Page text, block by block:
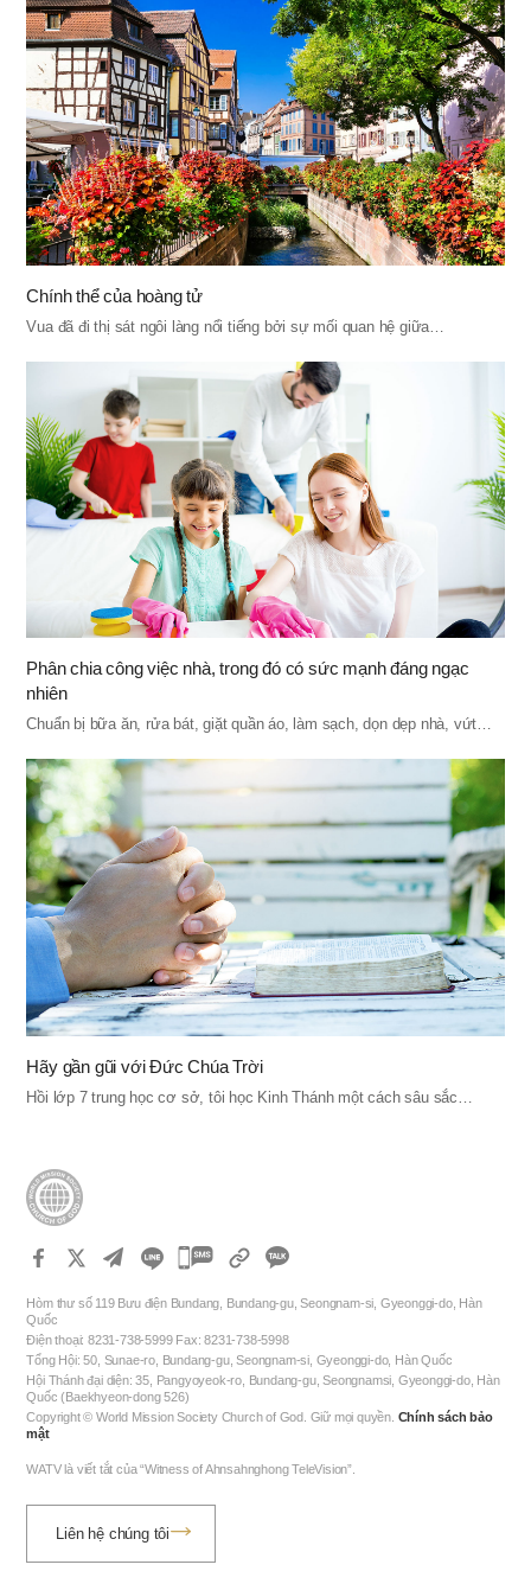
Chính thể của hoàng tử
Vua đã đi thị sát ngôi làng nổi tiếng bởi sự mối quan hệ giữa…
Phân chia công việc nhà, trong đó có sức mạnh đáng ngạc
nhiên
Chuẩn bị bữa ăn, rửa bát, giặt quần áo, làm sạch, dọn dẹp nhà, vứt…
Hãy gần gũi với Đức Chúa Trời
Hồi lớp 7 trung học cơ sở, tôi học Kinh Thánh một cách sâu sắc…
카
오
톡
공
하
Hòm thư số 119 Bưu điện Bundang, Bundang-gu, Seongnam-si, Gyeonggi-do, Hàn
Quốc
Điện thoại: 8231-738-5999 Fax: 8231-738-5998
Tổng Hội: 50, Sunae-ro, Bundang-gu, Seongnam-si, Gyeonggi-do, Hàn Quốc
Hội Thánh đại diện: 35, Pangyoyeok-ro, Bundang-gu, Seongnamsi, Gyeonggi-do, Hàn
Quốc (Baekhyeon-dong 526)
Copyright © World Mission Society Church of God. Giữ mọi quyền. Chính sách bảo
mật
WATV là viết tắt của “Witness of Ahnsahnghong TeleVision”.
Liên hệ chúng tôi